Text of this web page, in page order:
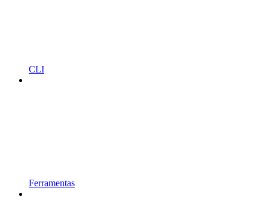
CLI
Ferramentas